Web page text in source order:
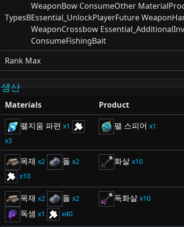
TypesB
WeaponBow ConsumeOther
Essential_UnlockPlayerFuture
WeaponCrossbow
ConsumeFishingBait
Rank Max
생산
Materials Product
팰지움 파편
1
3
팰 스피어 1
목재 2 돌
2
10
화살 10
목재 2 돌 2
독샘 1 40
독화살 10